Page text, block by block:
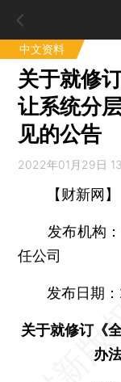
中文资料
关于就修
让系统分
见的公告
2022年01月29日
【财新网】
发布机构
任公司
发布日期
关于就修订《
办